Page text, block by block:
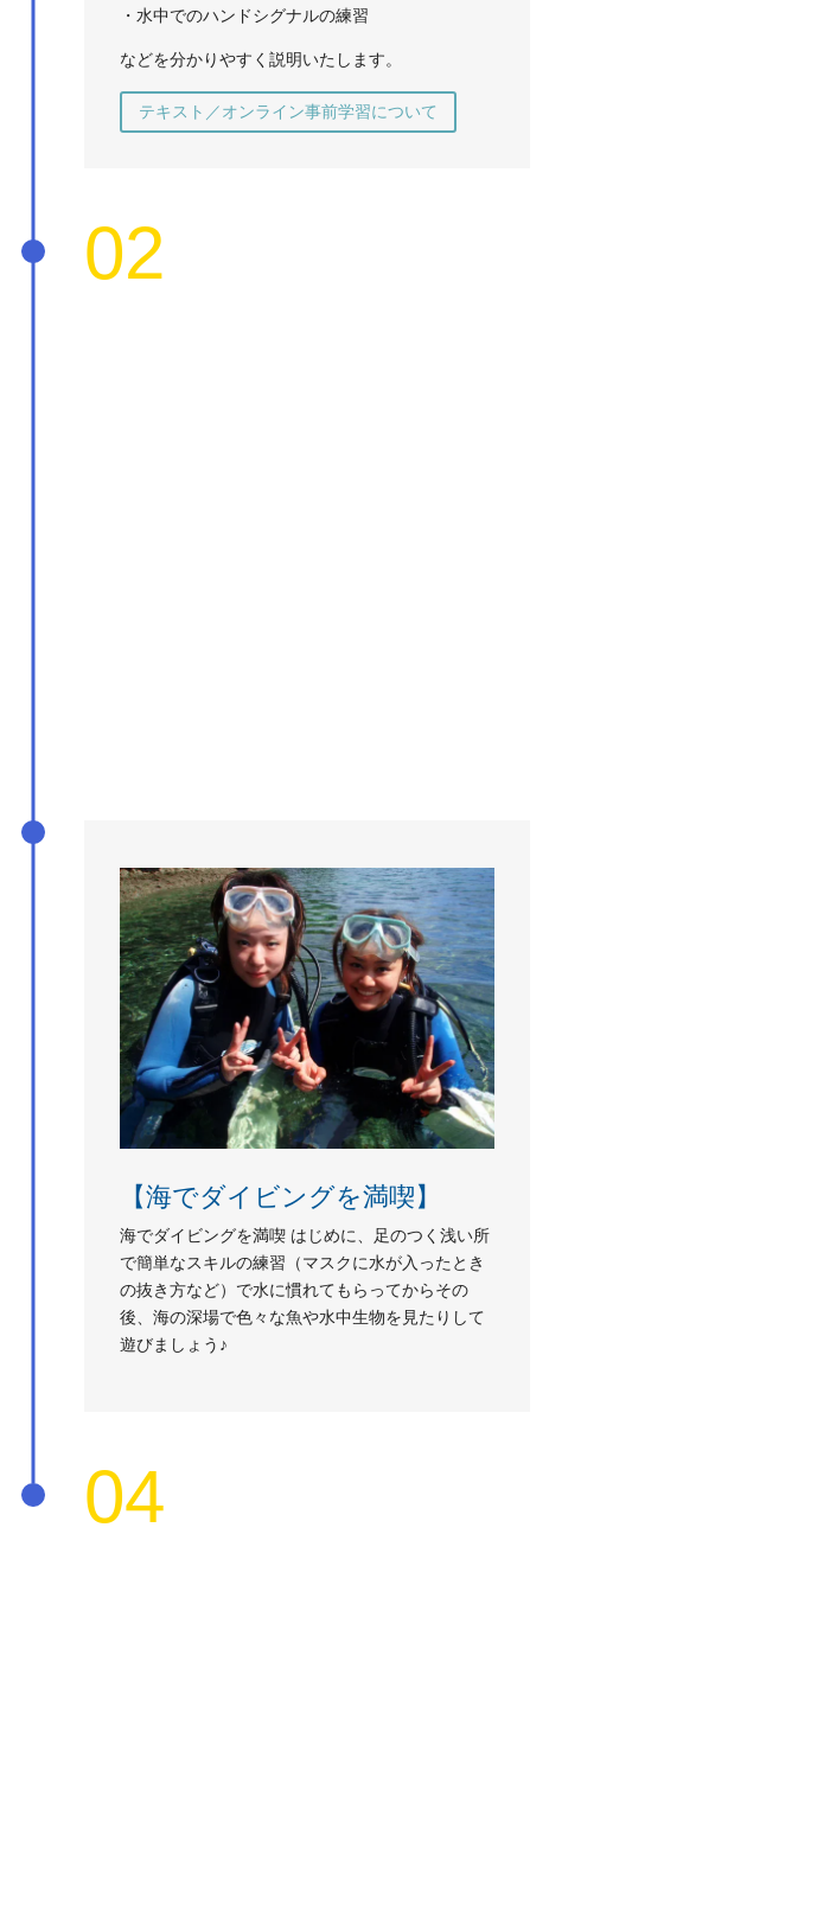
・水中でのハンドシグナルの練習
などを分かりやすく説明いたします。
テキスト／オンライン事前学習について
02
【海でダイビングを満喫】
海でダイビングを満喫 はじめに、足のつく浅い所
で簡単なスキルの練習（マスクに水が入ったとき
の抜き方など）で水に慣れてもらってからその
後、海の深場で色々な魚や水中生物を見たりして
遊びましょう♪
04